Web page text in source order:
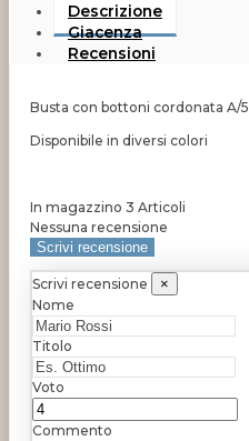
Descrizione
Giacenza
Recensioni
Busta con bottoni cordonata A/5
Disponibile in diversi colori
In magazzino 3 Articoli
Nessuna recensione
Scrivi recensione
Scrivi recensione
×
Nome
Titolo
Voto
Commento